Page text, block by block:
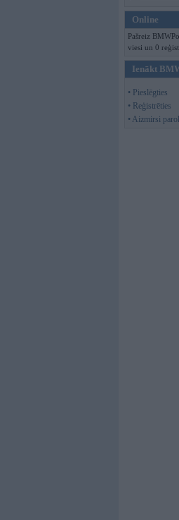
Online
Pašreiz
viesi un 0
Ienākt
• Pieslēgties
• Reģistrēties
• Aizmirsi